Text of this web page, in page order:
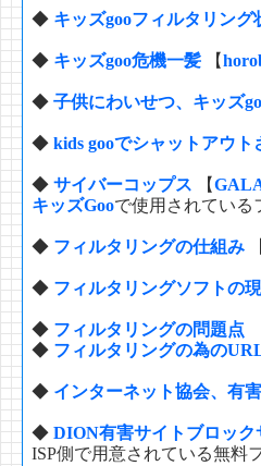
◆ キッズgooフィルタリン
◆ キッズgoo危機一髪 【
◆ 子供にわいせつ、キッズ
◆ kids gooでシャットアウト
◆ サイバーコップス 【
キッズGooで使用されている
◆ フィルタリングの仕組み
◆ フィルタリングソフトの
◆ フィルタリングの問題点
◆ フィルタリングの為の
◆ インターネット協会、有
◆ DION有害サイトブロック
ISP側で用意されている無料